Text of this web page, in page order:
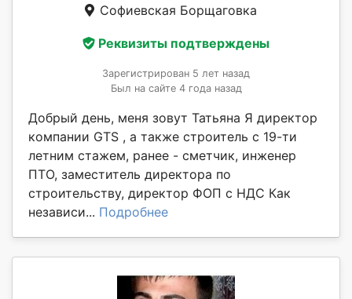
Софиевская Борщаговка
Реквизиты подтверждены
Зарегистрирован 5 лет назад
Был на сайте 4 года назад
Добрый день, меня зовут Татьяна Я директор
компании GTS , а также строитель с 19-ти
летним стажем, ранее - сметчик, инженер
ПТО, заместитель директора по
строительству, директор ФОП с НДС Как
независи... Подробнее